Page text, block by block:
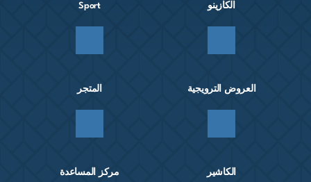
الكازينو Sport
العروض الترويجية المتجر
الكاشير مركز المساعدة